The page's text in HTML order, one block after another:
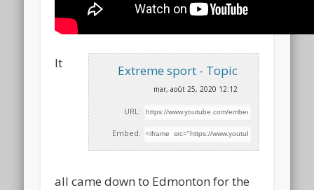
Extreme sport - Topic
mar, août 25, 2020 12:12
URL:
Embed:
It
all came down to Edmonton for the